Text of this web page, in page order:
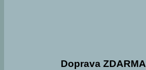
Doprava ZDARMA